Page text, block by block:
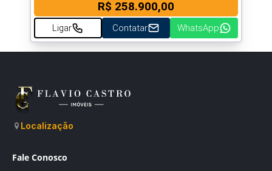
R$ 258.900,00
Ligar Contatar WhatsApp
Localização
Fale Conosco